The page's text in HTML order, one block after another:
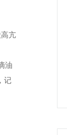
亢
油
记